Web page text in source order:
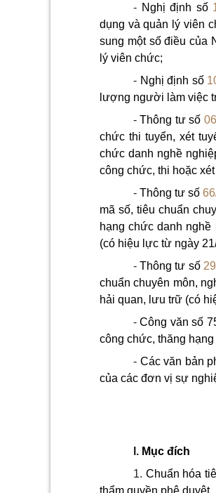
- Nghị định số
dụng và quản lý viên
sung một số điều của
lý viên chức;
- Nghị định số
lượng người làm việc
-Thông tư số
chức thi tuyển, xét
chức danh nghề
công chức, thi hoặc
- Thông tư số
mã số, tiêu chuẩn
hạng chức danh
(có hiệu lực từ ngày
-Thông tư số
chuẩn chuyên môn,
hải quan, lưu trữ (có
-Công văn số
công chức, thăng
- Các văn bản
của các đơn vị sự
I. Mục đích
1. Chuẩn hóa
thẩm quyền phê duyệt.